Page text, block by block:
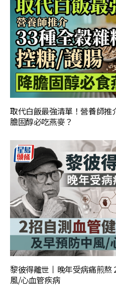
取代白飯最強清單！營養師
膽固醇必吃燕麥？
黎彼得離世丨晚年受病痛煎熬
風/心血管疾病